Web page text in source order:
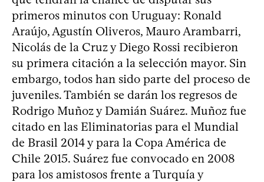
primeros minutos con Uruguay: Ronald
Araújo, Agustín Oliveros, Mauro Arambarri,
Nicolás de la Cruz y Diego Rossi recibieron
su primera citación a la selección mayor. Sin
embargo, todos han sido parte del proceso de
juveniles. También se darán los regresos de
Rodrigo Muñoz y Damián Suárez. Muñoz fue
citado en las Eliminatorias para el Mundial
de Brasil 2014 y para la Copa América de
Chile 2015. Suárez fue convocado en 2008
para los amistosos frente a Turquía y